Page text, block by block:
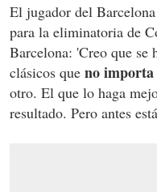
El jugador del
para la eliminatoria de
Barcelona: 'Creo que se
clásicos que no importa
otro. El que lo haga
resultado. Pero antes